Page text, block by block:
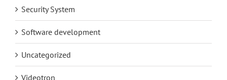
Security System
Software development
Uncategorized
Videotron